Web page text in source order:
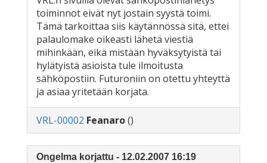
toiminnot eivät nyt jostain syystä toimi.
Tämä tarkoittaa siis käytännössä sitä, ettei
palaulomake oikeasti lähetä viestiä
mihinkään, eikä mistään hyväksytyistä tai
hylätyistä asioista tule ilmoitusta
sähköpostiin. Futuroniin on otettu yhteyttä
ja asiaa yritetään korjata.
VRL-00002 Feanaro()
Ongelma korjattu - 12.02.2007 16:19